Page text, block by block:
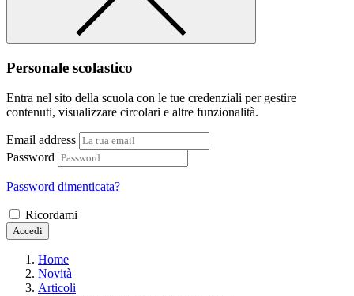
Personale scolastico
Entra nel sito della scuola con le tue credenziali per gestire
contenuti, visualizzare circolari e altre funzionalità.
Email address
Password
Password dimenticata?
Ricordami
Accedi
Home
Novità
Articoli